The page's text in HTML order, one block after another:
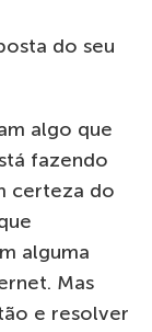
do seu
algo que
fazendo
certeza do
alguma
Mas
e resolver